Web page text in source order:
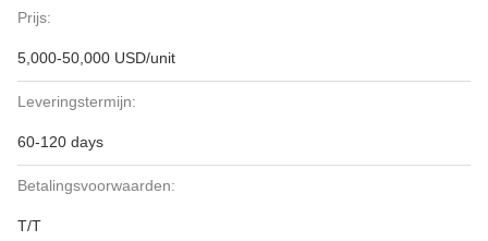
Prijs:
5,000-50,000 USD/unit
Leveringstermijn:
60-120 days
Betalingsvoorwaarden:
T/T